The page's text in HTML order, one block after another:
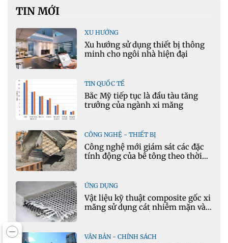
TIN MỚI
XU HƯỚNG
Xu hướng sử dụng thiết bị thông
minh cho ngôi nhà hiện đại
TIN QUỐC TẾ
Bắc Mỹ tiếp tục là đầu tàu tăng
trưởng của ngành xi măng
CÔNG NGHỆ - THIẾT BỊ
Công nghệ mới giám sát các đặc
tính động của bê tông theo thời
ỨNG DỤNG
Vật liệu kỹ thuật composite gốc xi
măng sử dụng cát nhiễm mặn và
VĂN BẢN - CHÍNH SÁCH